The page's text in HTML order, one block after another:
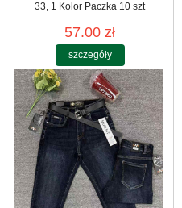
33, 1 Kolor Paczka 10 szt
57.00 zł
szczegóły